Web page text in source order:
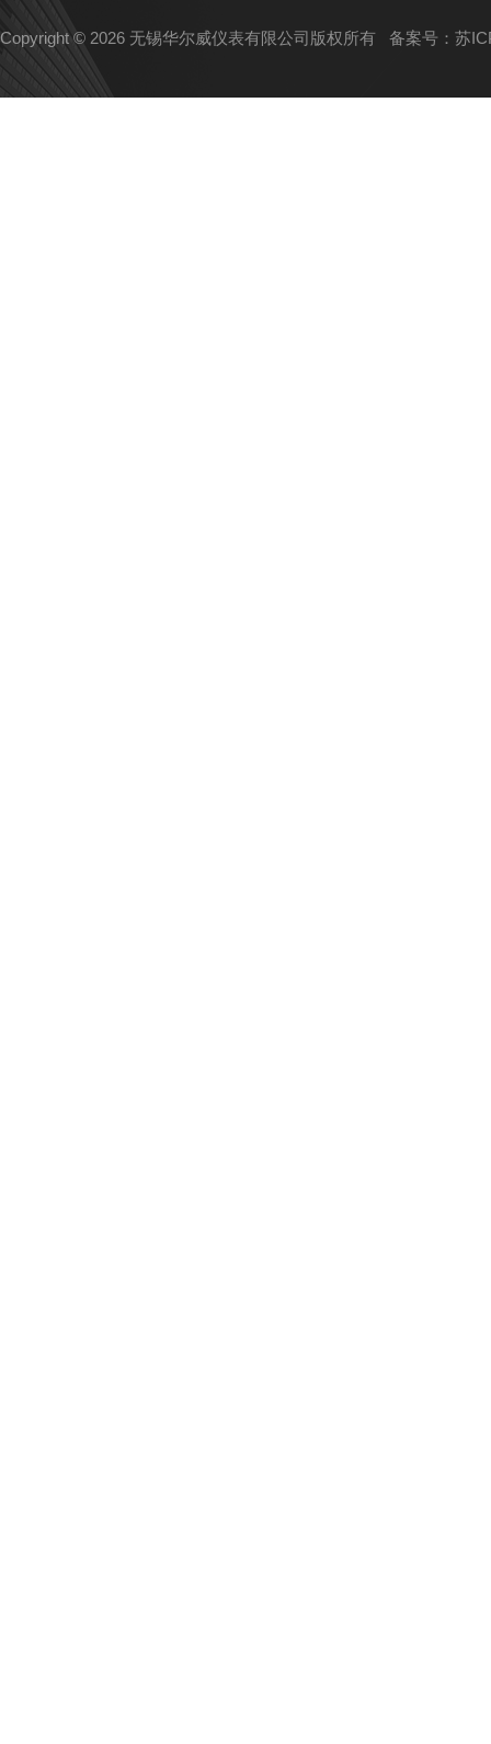
Copyright © 2026 无锡华尔威仪表有限公司版权所有 备案号：苏